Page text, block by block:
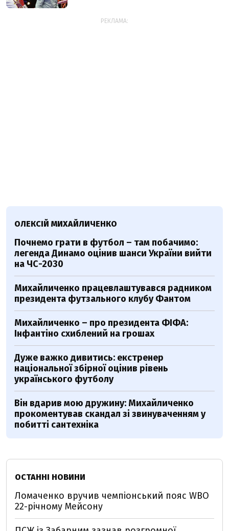
РЕКЛАМА:
ОЛЕКСІЙ МИХАЙЛИЧЕНКО
Почнемо грати в футбол – там побачимо:
легенда Динамо оцінив шанси України вийти
на ЧС-2030
Михайличенко працевлаштувався радником
президента футзального клубу Фантом
Михайличенко – про президента ФІФА:
Інфантіно схиблений на грошах
Дуже важко дивитись: екстренер
національної збірної оцінив рівень
українського футболу
Він вдарив мою дружину: Михайличенко
прокоментував скандал зі звинуваченням у
побитті сантехніка
ОСТАННІ НОВИНИ
Ломаченко вручив чемпіонський пояс WBO
22-річному Мейсону